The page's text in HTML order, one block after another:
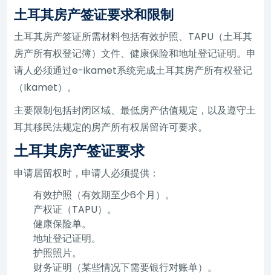
土耳其房产签证要求和限制
土耳其房产签证所需材料包括有效护照、TAPU（土耳其
房产所有权登记簿）文件、健康保险和地址登记证明。申
请人必须通过e-ikamet系统完成土耳其房产所有权登记
（Ikamet）。
主要限制包括封闭区域、最低房产估值规定，以及遵守土
耳其移民法规定的房产所有权居留许可要求。
土耳其房产签证要求
申请居留权时，申请人必须提供：
有效护照（有效期至少6个月）。
产权证（TAPU）。
健康保险单。
地址登记证明。
护照照片。
财务证明（某些情况下需要银行对账单）。